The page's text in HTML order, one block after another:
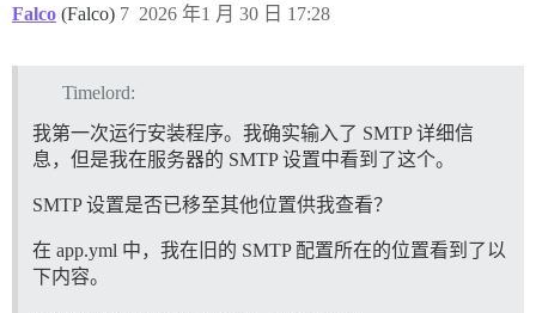
Falco (Falco) 2026 年1 月 30 日 17:28
7
Timelord:
我第一次运行安装程序。我确实输入了 SMTP 详细信
息，但是我在服务器的 SMTP 设置中看到了这个。
SMTP 设置是否已移至其他位置供我查看？
在 app.yml 中，我在旧的 SMTP 配置所在的位置看到了以
下内容。